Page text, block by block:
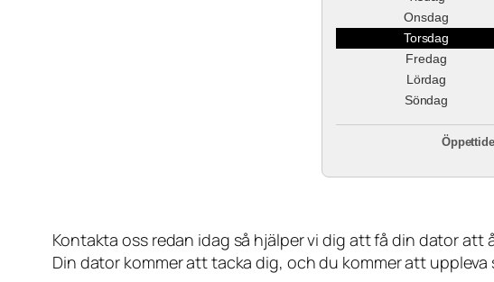
Onsdag
Torsdag
Fredag
Lördag
Söndag
Kontakta oss redan idag så hjälper vi dig att få din dator att
Din dator kommer att tacka dig, och du kommer att uppleva